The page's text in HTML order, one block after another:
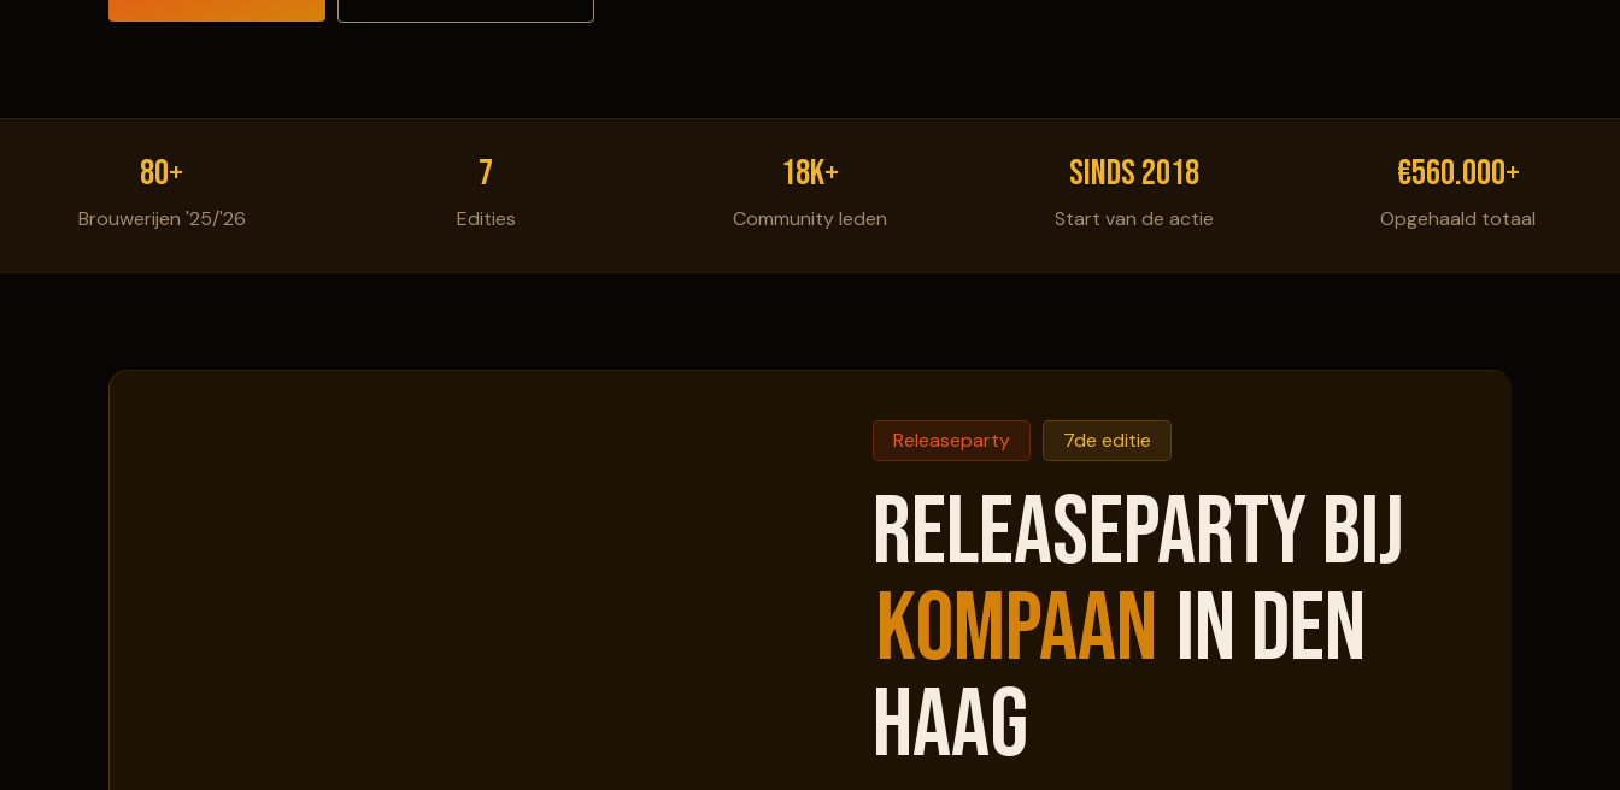
80+
Brouwerijen '25/'26
7
Edities
18k+
Community leden
Sinds 2018
Start van de actie
€560.000+
Opgehaald totaal
Releaseparty 7de editie
Releaseparty bij
KOMPAAN in Den
Haag